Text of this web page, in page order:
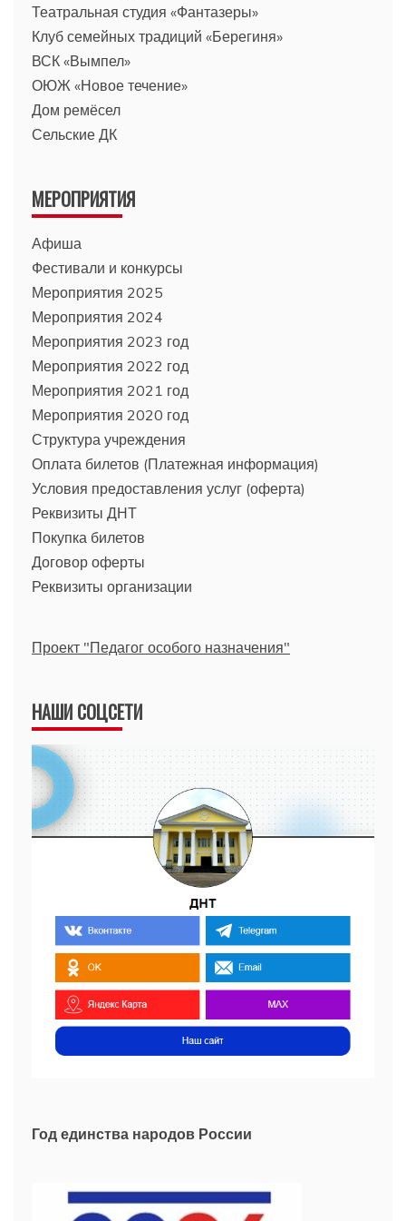
Театральная студия «Фантазеры»
Клуб семейных традиций «Берегиня»
ВСК «Вымпел»
ОЮЖ «Новое течение»
Дом ремёсел
Сельские ДК
МЕРОПРИЯТИЯ
Афиша
Фестивали и конкурсы
Мероприятия 2025
Мероприятия 2024
Мероприятия 2023 год
Мероприятия 2022 год
Мероприятия 2021 год
Мероприятия 2020 год
Структура учреждения
Оплата билетов (Платежная информация)
Условия предоставления услуг (оферта)
Реквизиты ДНТ
Покупка билетов
Договор оферты
Реквизиты организации
Проект "Педагог особого назначения"
НАШИ СОЦСЕТИ
Год единства народов России